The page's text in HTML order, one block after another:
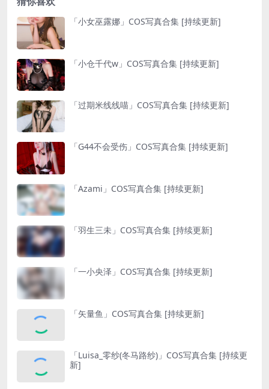
「小女巫露娜」COS写真合集 [持续更新]
「小仓千代w」COS写真合集 [持续更新]
「过期米线线喵」COS写真合集 [持续更新]
「G44不会受伤」COS写真合集 [持续更新]
「Azami」COS写真合集 [持续更新]
「羽生三未」COS写真合集 [持续更新]
「一小央泽」COS写真合集 [持续更新]
「矢量鱼」COS写真合集 [持续更新]
「Luisa_零纱(冬马路纱)」COS写真合集 [持续更
新]